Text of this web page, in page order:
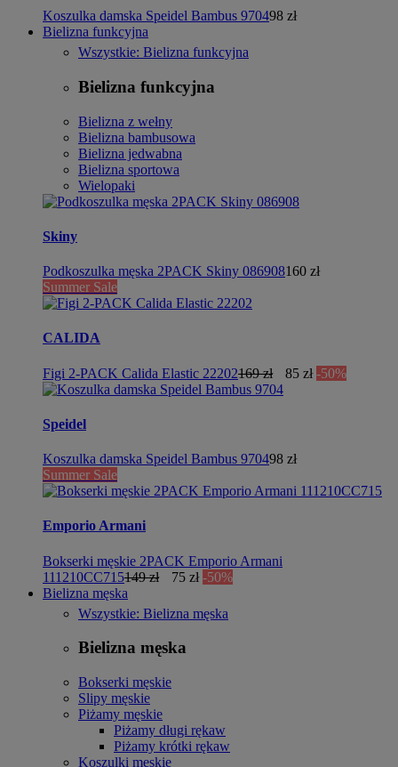
Koszulka damska Speidel Bambus 970498 zł
Bielizna funkcyjna
Wszystkie: Bielizna funkcyjna
Bielizna funkcyjna
Bielizna z wełny
Bielizna bambusowa
Bielizna jedwabna
Bielizna sportowa
Wielopaki
Skiny
Podkoszulka męska 2PACK Skiny 086908160 zł
Summer Sale
CALIDA
Figi 2-PACK Calida Elastic 22202169 zł 85 zł -50%
Speidel
Koszulka damska Speidel Bambus 970498 zł
Summer Sale
Emporio Armani
Bokserki męskie 2PACK Emporio Armani
111210CC715149 zł 75 zł -50%
Bielizna męska
Wszystkie: Bielizna męska
Bielizna męska
Bokserki męskie
Slipy męskie
Piżamy męskie
Piżamy długi rękaw
Piżamy krótki rękaw
Koszulki męskie